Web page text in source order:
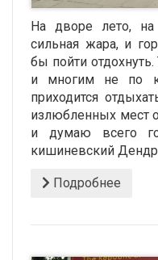
На дворе лето,
сильная жара, и
бы пойти
и многим не по
приходится
излюбленных мест
и думаю всего
кишиневский
Подробнее